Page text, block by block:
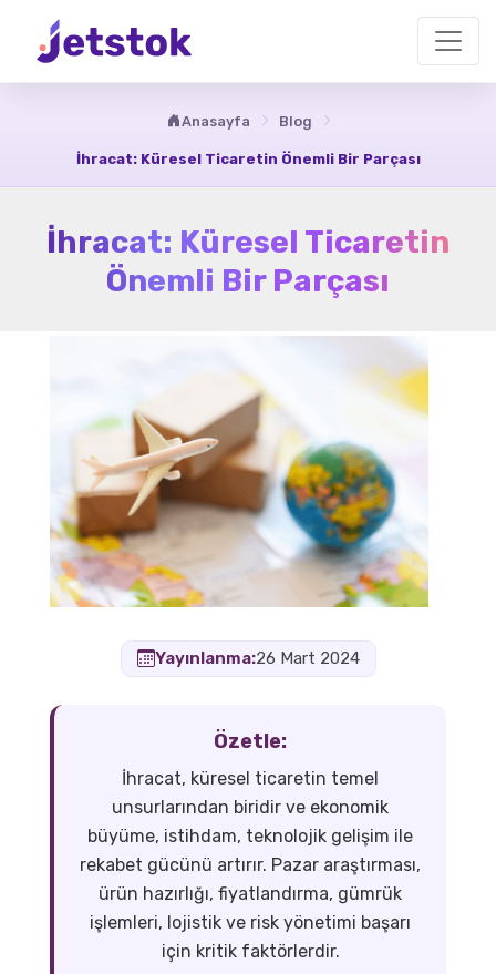
Anasayfa Blog
İhracat: Küresel Ticaretin Önemli Bir Parçası
İhracat: Küresel Ticaretin
Önemli Bir Parçası
Yayınlanma:26 Mart 2024
Özetle:
İhracat, küresel ticaretin temel
unsurlarından biridir ve ekonomik
büyüme, istihdam, teknolojik gelişim ile
rekabet gücünü artırır. Pazar araştırması,
ürün hazırlığı, fiyatlandırma, gümrük
işlemleri, lojistik ve risk yönetimi başarı
için kritik faktörlerdir.